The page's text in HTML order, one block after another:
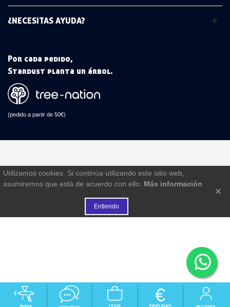
¿NECESITAS AYUDA?
Por cada pedido,
Stardust planta un árbol.
(pedido a partir de 50€)
€
Utilizamos cookies. Si continúa utilizando este sitio web,
asumiremos que está de acuerdo con ello. Más información
Entiendo
×